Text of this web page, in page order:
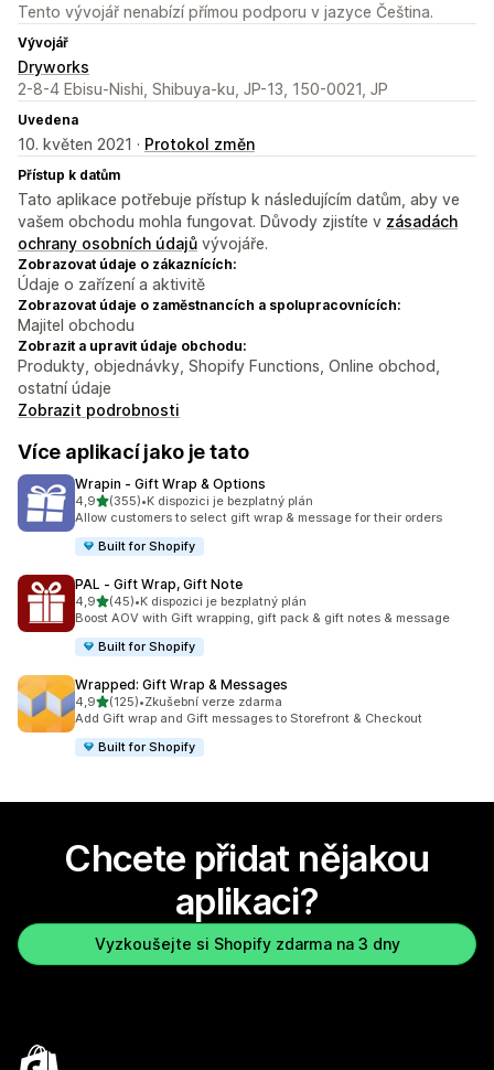
Tento vývojář nenabízí přímou podporu v jazyce Čeština.
Vývojář
Dryworks
2-8-4 Ebisu-Nishi, Shibuya-ku, JP-13, 150-0021, JP
Uvedena
10. květen 2021 · Protokol změn
Přístup k datům
Tato aplikace potřebuje přístup k následujícím datům, aby ve
vašem obchodu mohla fungovat. Důvody zjistíte v zásadách
ochrany osobních údajů vývojáře.
Zobrazovat údaje o zákaznících:
Údaje o zařízení a aktivitě
Zobrazovat údaje o zaměstnancích a spolupracovnících:
Majitel obchodu
Zobrazit a upravit údaje obchodu:
Produkty, objednávky, Shopify Functions, Online obchod,
ostatní údaje
Zobrazit podrobnosti
Více aplikací jako je tato
Wrapin ‑ Gift Wrap & Options
4,9z 5 hvězd
(355)
Celkový počet recenzí: 355
•K dispozici je bezplatný plán
Allow customers to select gift wrap & message for their orders
Built for Shopify
PAL ‑ Gift Wrap, Gift Note
4,9z 5 hvězd
(45)
Celkový počet recenzí: 45
•K dispozici je bezplatný plán
Boost AOV with Gift wrapping, gift pack & gift notes & message
Built for Shopify
Wrapped: Gift Wrap & Messages
4,9z 5 hvězd
(125)
Celkový počet recenzí: 125
•Zkušební verze zdarma
Add Gift wrap and Gift messages to Storefront & Checkout
Built for Shopify
Chcete přidat nějakou
aplikaci?
Vyzkoušejte si Shopify zdarma na 3 dny